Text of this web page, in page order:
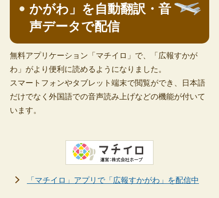
かがわ」を自動翻訳・音
声データで配信
無料アプリケーション「マチイロ」で、「広報すかが
わ」がより便利に読めるようになりました。
スマートフォンやタブレット端末で閲覧ができ、日本語
だけでなく外国語での音声読み上げなどの機能が付いて
います。
「マチイロ」アプリで「広報すかがわ」を配信中